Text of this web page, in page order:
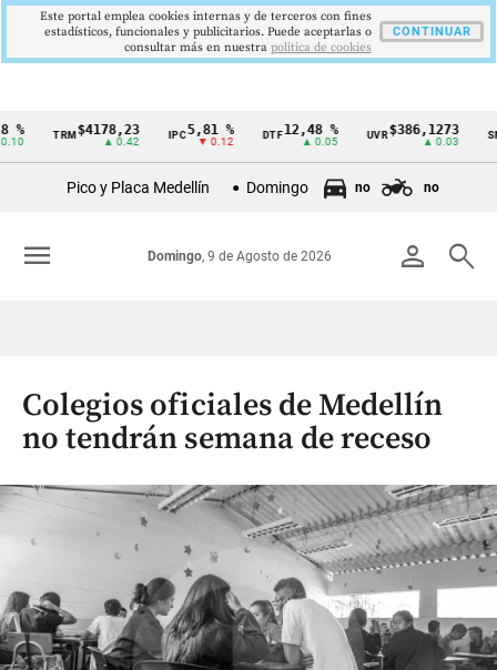
Cintillo
Colombia
TRM $4178,23
▲ 0.42
IPC 5,81 %
▼ 0.12
DTF 12,48 %
▲ 0.05
UVR $386,1273
▲ 0.03
SMMLV
Pico y Placa Medellín Domingo no no
person search
Domingo, 9 de Agosto de 2026
menu
Colegios oficiales de Medellín
no tendrán semana de receso
Este portal emplea cookies internas y de terceros con fines
estadísticos, funcionales y publicitarios. Puede aceptarlas o
consultar más en nuestra politica de cookies
CONTINUAR